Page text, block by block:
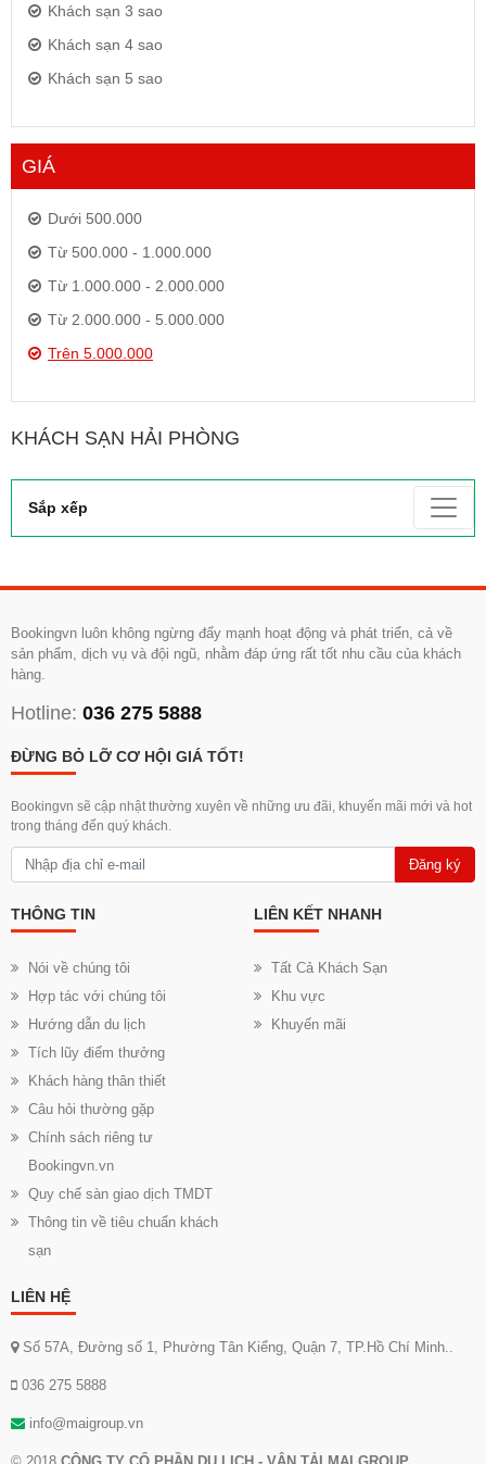
KHÁCH SẠN HẢI PHÒNG
Sắp xếp
Khách sạn 3 sao
Khách sạn 4 sao
Khách sạn 5 sao
GIÁ
Dưới 500.000
Từ 500.000 - 1.000.000
Từ 1.000.000 - 2.000.000
Từ 2.000.000 - 5.000.000
Trên 5.000.000
Bookingvn luôn không ngừng đẩy mạnh hoạt động và phát triển, cả về
sản phẩm, dịch vụ và đội ngũ, nhằm đáp ứng rất tốt nhu cầu của khách
hàng.
Hotline: 036 275 5888
ĐỪNG BỎ LỠ CƠ HỘI GIÁ TỐT!
Bookingvn sẽ cập nhật thường xuyên về những ưu đãi, khuyến mãi mới và hot
trong tháng đến quý khách.
Đăng ký
THÔNG TIN
Nói về chúng tôi
Hợp tác với chúng tôi
Hướng dẫn du lịch
Tích lũy điểm thưởng
Khách hàng thân thiết
Câu hỏi thường gặp
Chính sách riêng tư
Bookingvn.vn
Quy chế sàn giao dịch TMDT
Thông tin về tiêu chuẩn khách
sạn
LIÊN KẾT NHANH
Tất Cả Khách Sạn
Khu vực
Khuyến mãi
LIÊN HỆ
Số 57A, Đường số 1, Phường Tân Kiểng, Quận 7, TP.Hồ Chí Minh..
036 275 5888
info@maigroup.vn